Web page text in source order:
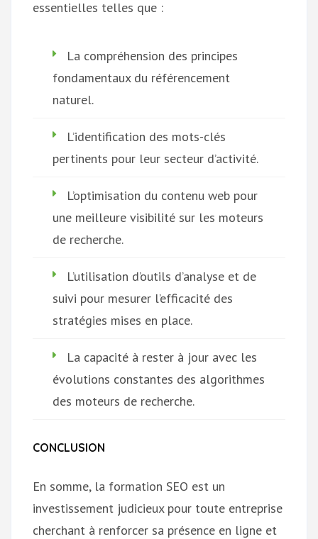
essentielles telles que :
La compréhension des principes
fondamentaux du référencement
naturel.
L’identification des mots-clés
pertinents pour leur secteur d’activité.
L’optimisation du contenu web pour
une meilleure visibilité sur les moteurs
de recherche.
L’utilisation d’outils d’analyse et de
suivi pour mesurer l’efficacité des
stratégies mises en place.
La capacité à rester à jour avec les
évolutions constantes des algorithmes
des moteurs de recherche.
CONCLUSION
En somme, la formation SEO est un
investissement judicieux pour toute entreprise
cherchant à renforcer sa présence en ligne et